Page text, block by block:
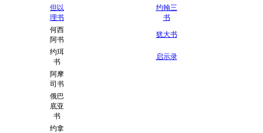
但以
理书
约翰三
书
何西
阿书
犹大书
约珥
书
启示录
阿摩
司书
俄巴
底亚
书
约拿